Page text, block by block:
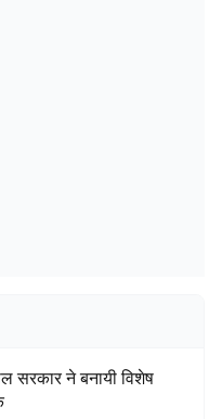
सरकार ने बनायी विशेष